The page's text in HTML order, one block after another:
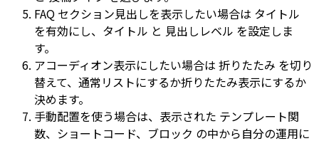
FAQ セクション見出しを表示したい場合は タイトル
を有効にし、 タイトル と 見出しレベル を設定しま
す。
アコーディオン表示にしたい場合は 折りたたみ を切り
替えて、通常リストにするか折りたたみ表示にするか
決めます。
手動配置を使う場合は、表示された テンプレート関
数、 ショートコード、 ブロック の中から自分の運用に